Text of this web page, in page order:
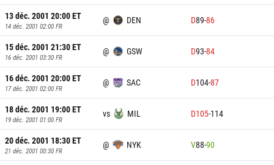
13 déc. 2001 20:00ET
14 déc. 2001 02:00 FR
@ DEN D89-86
15 déc. 2001 21:30ET
16 déc. 2001 03:30 FR
@ GSW D93-84
16 déc. 2001 20:00ET
17 déc. 2001 02:00 FR
@ SAC D104-87
18 déc. 2001 19:00ET
19 déc. 2001 01:00 FR
vs MIL D105-114
20 déc. 2001 18:30ET
21 déc. 2001 00:30 FR
@ NYK V88-90